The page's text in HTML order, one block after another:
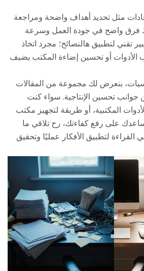
مثل تحديد أهداف واضحة ومراجعة
فرق واضح في جودة العمل وسرعة
تقني لتطبيق هالنصائح؛ مجرد اتخاذ
أو تحسين إضاءة المكتب يضيف
بنعرض لك مجموعة من المقالات
تحسين الإنتاجية. سواء كنت
المكتبية، أو طريقة لتجهيز مكتب
على رفع كفاءتك، رح تلاقي ما
القراءة لتطبيق الأفكار عمليًا وتحقيق